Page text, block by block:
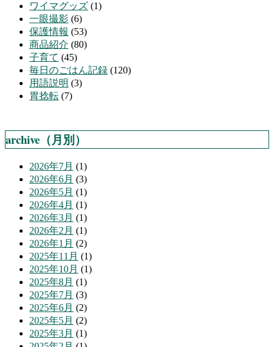
ワイマグッズ (1)
一眼撮影 (6)
保護情報 (53)
商品紹介 (80)
子育て (45)
毎日のごはん記録 (120)
用語説明 (3)
胃捻転 (7)
archive（月別）
2026年7月 (1)
2026年6月 (3)
2026年5月 (1)
2026年4月 (1)
2026年3月 (1)
2026年2月 (1)
2026年1月 (2)
2025年11月 (1)
2025年10月 (1)
2025年8月 (1)
2025年7月 (3)
2025年6月 (2)
2025年5月 (2)
2025年3月 (1)